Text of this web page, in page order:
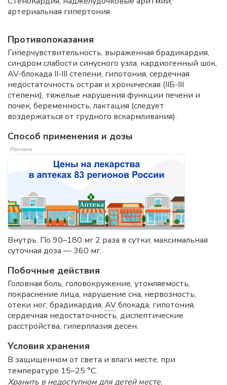
артериальная гипертония.
Противопоказания
Гиперчувствительность, выраженная брадикардия,
синдром слабости синусного узла, кардиогенный шок,
AV-блокада II-III степени, гипотония, сердечная
недостаточность острая и хроническая (IIБ-III
степени), тяжелые нарушения функции печени и
почек, беременность, лактация (следует
воздержаться от грудного вскармливания).
Способ применения и дозы
Реклама
Внутрь. По 90–180 мг 2 раза в сутки; максимальная
суточная доза — 360 мг.
Побочные действия
Головная боль, головокружение, утомляемость,
покраснение лица, нарушение сна, нервозность,
отеки ног, брадикардия, AVблокада, гипотония,
сердечная недостаточность, диспептические
расстройства, гиперплазия десен.
Условия хранения
В защищенном от света и влаги месте, при
температуре 15–25 °C.
Хранить в недоступном для детей месте.